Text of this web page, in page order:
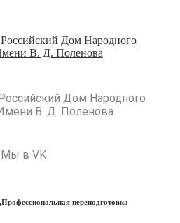
Дом Народного
В. Д. Поленова
Мы в VK
,Профессиональная переподготовка